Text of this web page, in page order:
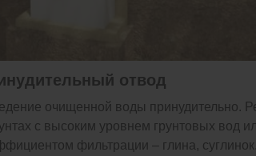
отвод
очищенной воды принудительно.
с высоким уровнем грунтовых вод
фильтрации – глина,